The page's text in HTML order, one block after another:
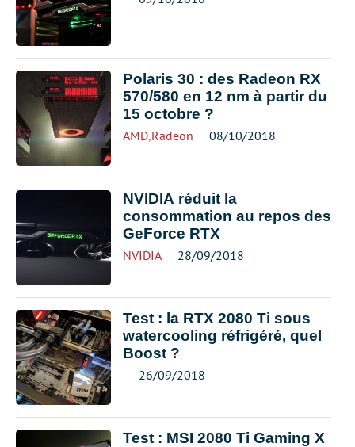
Polaris 30 : des Radeon RX
570/580 en 12 nm à partir du
15 octobre ?
AMD,Radeon 08/10/2018
NVIDIA réduit la
consommation au repos des
GeForce RTX
NVIDIA 28/09/2018
Test : la RTX 2080 Ti sous
watercooling réfrigéré, quel
Boost ?
26/09/2018
Test : MSI 2080 Ti Gaming X